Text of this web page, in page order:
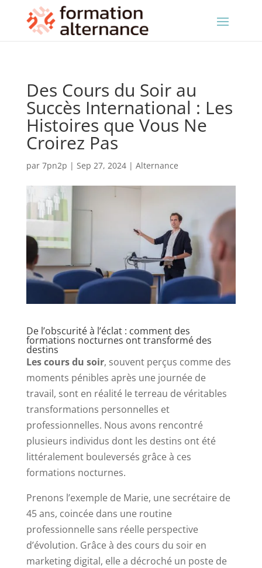
Des Cours du Soir au
Succès International : Les
Histoires que Vous Ne
Croirez Pas
par 7pn2p | Sep 27, 2024| Alternance
De l’obscurité à l’éclat : comment des
formations nocturnes ont transformé des
destins
Les cours du soir, souvent perçus comme des
moments pénibles après une journée de
travail, sont en réalité le terreau de véritables
transformations personnelles et
professionnelles. Nous avons rencontré
plusieurs individus dont les destins ont été
littéralement bouleversés grâce à ces
formations nocturnes.
Prenons l’exemple de Marie, une secrétaire de
45 ans, coincée dans une routine
professionnelle sans réelle perspective
d’évolution. Grâce à des cours du soir en
marketing digital, elle a décroché un poste de